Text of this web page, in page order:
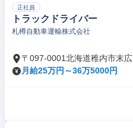
正社員
トラックドライバー
札樽自動車運輸株式会社
〒097-0001北海道稚内市末広
月給25万円～36万5000円